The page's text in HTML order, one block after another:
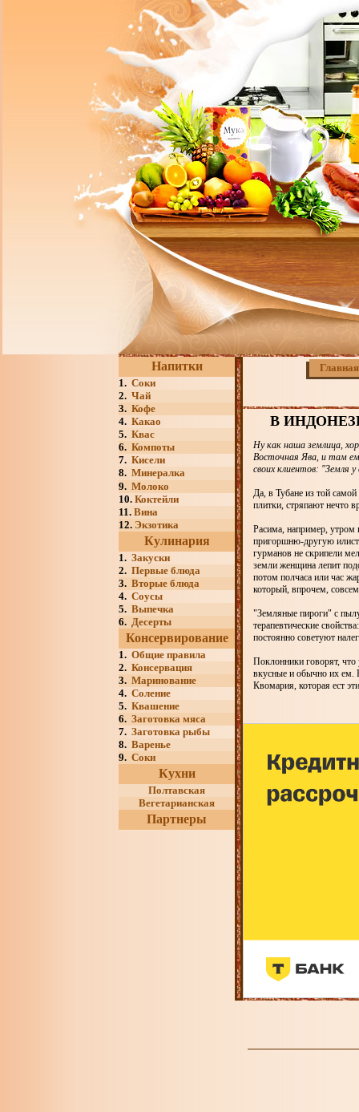
Напитки
1. Соки
2. Чай
3. Кофе
4. Какао
5. Квас
6. Компоты
7. Кисели
8. Минералка
9. Молоко
10. Коктейли
11. Вина
12. Экзотика
Кулинария
1. Закуски
2. Первые блюда
3. Вторые блюда
4. Соусы
5. Выпечка
6. Десерты
Консервирование
1. Общие правила
2. Консервация
3. Маринование
4. Соление
5. Квашение
6. Заготовка мяса
7. Заготовка рыбы
8. Варенье
9. Соки
Кухни
Полтавская
Вегетарианская
Партнеры
Главная
В
Ну как наша землица,
Восточная Ява, и там
своих клиентов: "Земля
Да, в Тубане из той
плитки, стряпают нечто
Расима, например, утром
пригоршню-другую
гурманов не скрипели
земли женщина лепит
потом полчаса или час
который, впрочем,
"Земляные пироги" с
терапевтические
постоянно советуют
Поклонники говорят,
вкусные и обычно их ем.
Квомария, которая ест